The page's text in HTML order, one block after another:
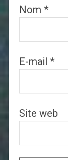
Nom *
E-mail *
Site web